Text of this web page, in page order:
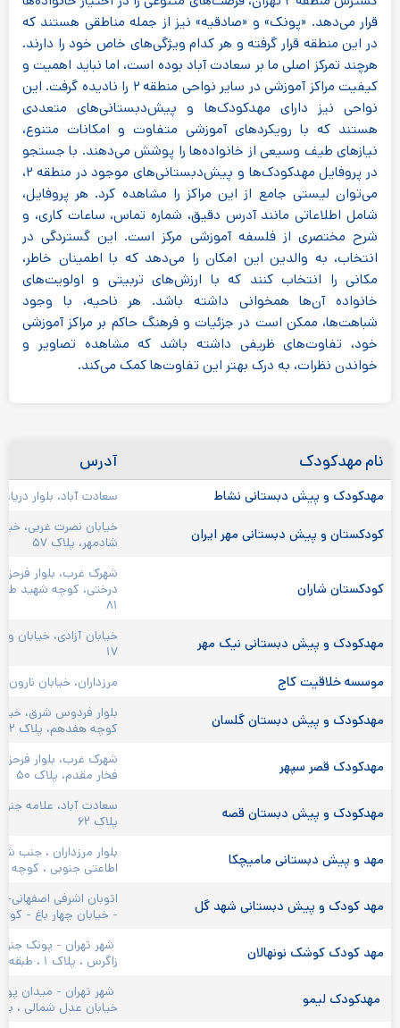
قرار می‌دهد. «پونک» و «صادقیه» نیز از جمله مناطقی هستند که
در این منطقه قرار گرفته و هر کدام ویژگی‌های خاص خود را دارند.
هرچند تمرکز اصلی ما بر سعادت آباد بوده است، اما نباید اهمیت و
کیفیت مراکز آموزشی در سایر نواحی منطقه ۲ را نادیده گرفت. این
نواحی نیز دارای مهدکودک‌ها و پیش‌دبستانی‌های متعددی
هستند که با رویکردهای آموزشی متفاوت و امکانات متنوع،
نیازهای طیف وسیعی از خانواده‌ها را پوشش می‌دهند. با جستجو
در پروفایل مهدکودک‌ها و پیش‌دبستانی‌های موجود در منطقه ۲،
می‌توان لیستی جامع از این مراکز را مشاهده کرد. هر پروفایل،
شامل اطلاعاتی مانند آدرس دقیق، شماره تماس، ساعات کاری، و
شرح مختصری از فلسفه آموزشی مرکز است. این گستردگی در
انتخاب، به والدین این امکان را می‌دهد که با اطمینان خاطر،
مکانی را انتخاب کنند که با ارزش‌های تربیتی و اولویت‌های
خانواده آن‌ها همخوانی داشته باشد. هر ناحیه، با وجود
شباهت‌ها، ممکن است در جزئیات و فرهنگ حاکم بر مراکز آموزشی
خود، تفاوت‌های ظریفی داشته باشد که مشاهده تصاویر و
خواندن نظرات، به درک بهتر این تفاوت‌ها کمک می‌کند.
نام مهدکودک آدرس
مهدکودک و پیش دبستانی نشاط سعادت آباد، بلوار
کودکستان و پیش دبستانی مهر ایران
خیابان نصرت غربی،
شادمهر، پلاک ۵۷
کودکستان شاران
شهرک غرب، بلوار
۸۱
مهدکودک و پیش دبستانی نیک مهر
خیابان آزادی، خیابان
۱۷
موسسه خلاقیت کاج
مرزداران، خیابان نارون،
مهدکودک و پیش دبستان گلسان
بلوار فردوس شرق،
کوچه هفدهم، پلاک ۱۲
مهدکودک قصر سپهر
شهرک غرب، بلوار
فخار مقدم، پلاک ۵۰
مهدکودک و پیش دبستان قصه
سعادت آباد، علامه
پلاک ۶۲
مهد و پیش دبستانی مامیچکا
بلوار مرزداران ، جنب
اطاعتی جنوبی ، کوچه
مهد کودک و پیش دبستانی شهد گل
اتوبان اشرفی
- خیابان چهار باغ -
مهد کودک کوشک نونهالان
شهر تهران - پونک
زاگرس ، پلاک ۱ ، طبقه ۱
شهر تهران - میدان
خیابان عدل شمالی ،